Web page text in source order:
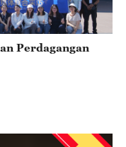
Perdagangan